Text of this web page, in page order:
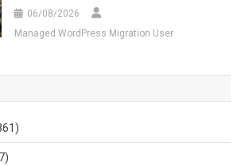
06/08/2026
Managed WordPress Migration User